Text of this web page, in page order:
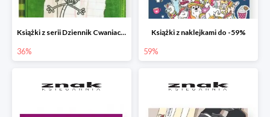
Książki z serii Dziennik Cwaniaczka
36%
Książki z naklejkami do -59%
59%